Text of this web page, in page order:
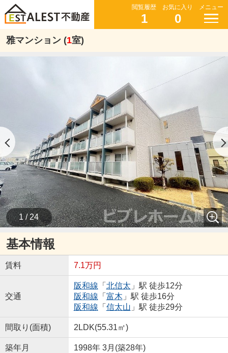
閲覧履歴
1
お気に入り
0
メニュー
雅マンション (1室)
1 / 24
基本情報
賃料 7.1万円
交通
阪和線 「 北信太 」駅 徒歩12分
阪和線 「 富木 」駅 徒歩16分
阪和線 「 信太山 」駅 徒歩29分
間取り(面積) 2LDK(55.31㎡)
築年月 1998年 3月(築28年)